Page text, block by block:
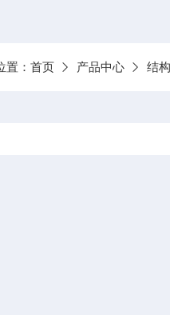
置： 首页 产品中心 结